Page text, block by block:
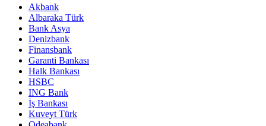
Akbank
Albaraka Türk
Bank Asya
Denizbank
Finansbank
Garanti Bankası
Halk Bankası
HSBC
ING Bank
İş Bankası
Kuveyt Türk